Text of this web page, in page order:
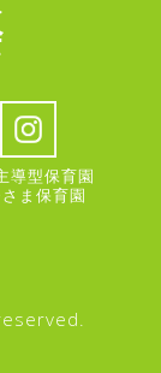
導型保育園
ま保育園